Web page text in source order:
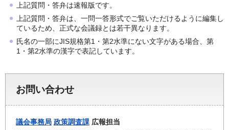
上記質問・答弁は速報版です。
上記質問・答弁は、一問一答形式でご覧いただけるように編集し
ているため、正式な会議録とは若干異なります。
氏名の一部にJIS規格第1・第2水準にない文字がある場合、第
1・第2水準の漢字で表記しています。
お問い合わせ
議会事務局 政策調査課 広報担当